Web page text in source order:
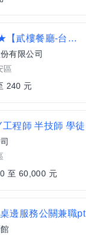
★一頭班★【貳樓餐廳-台北師大店】 早班餐廳外場兼職(近師大商圈)_空班津貼另計
有限公司
區
240 元
工程師 半技師 學徒
至 60,000 元
邊服務公關兼職pt